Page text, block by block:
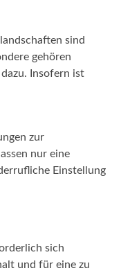
sind
gehören
Insofern ist
zur
nur eine
Einstellung
sich
und für eine zu